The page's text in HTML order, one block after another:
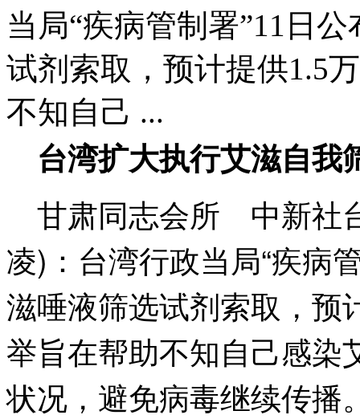
当局“疾病管制署”11日
试剂索取，预计提供1.5
不知自己 ...
台湾扩大执行艾滋自我
甘肃同志会所 中新社
凌)：台湾行政当局“疾病
滋唾液筛选试剂索取，预
举旨在帮助不知自己感染
状况，避免病毒继续传播